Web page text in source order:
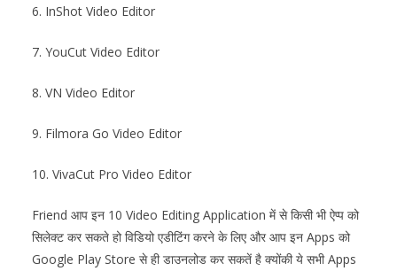
6. InShot Video Editor
7. YouCut Video Editor
8. VN Video Editor
9. Filmora Go Video Editor
10. VivaCut Pro Video Editor
Friend आप इन 10 Video Editing Application में से किसी भी ऐप्प को
सिलेक्ट कर सकते हो विडियो एडीटिंग करने के लिए और आप इन Apps को
Google Play Store से ही डाउनलोड कर सकतें है क्योंकी ये सभी Apps